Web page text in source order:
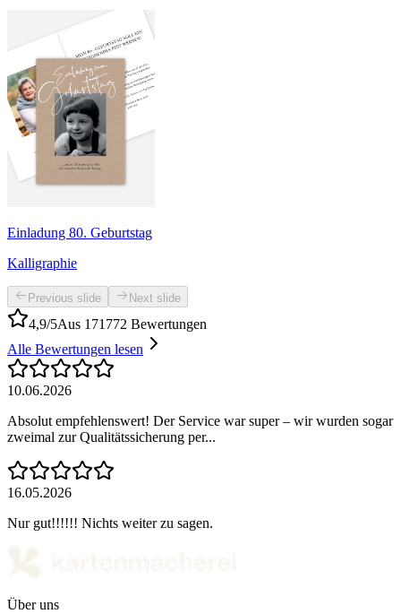
Einladung 80. Geburtstag
Kalligraphie
Previous slide Next slide
4,9/5Aus 171772 Bewertungen
Alle Bewertungen lesen
10.06.2026
Absolut empfehlenswert! Der Service war super – wir wurden sogar
zweimal zur Qualitätssicherung per...
16.05.2026
Nur gut!!!!!! Nichts weiter zu sagen.
Über uns